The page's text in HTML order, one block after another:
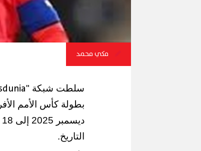
مكي محمد
سلطت شبكة "
التاريخ.